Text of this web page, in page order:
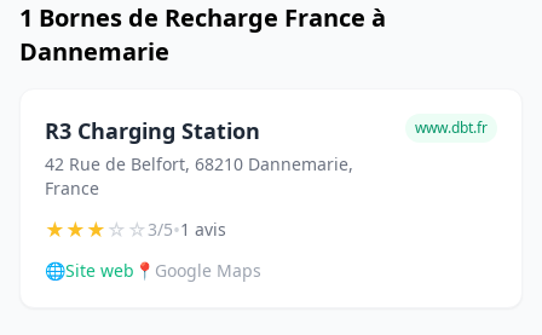
1 Bornes de Recharge France à
Dannemarie
R3 Charging Station
42 Rue de Belfort, 68210 Dannemarie,
France
www.dbt.fr
★★★☆☆3/5•1 avis
🌐Site web 📍 Google Maps